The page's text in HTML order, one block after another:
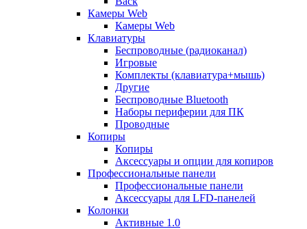
Камеры Web
Камеры Web
Клавиатуры
Беспроводные (радиоканал)
Игровые
Комплекты (клавиатура+мышь)
Другие
Беспроводные Bluetooth
Наборы периферии для ПК
Проводные
Копиры
Копиры
Аксессуары и опции для копиров
Профессиональные панели
Профессиональные панели
Аксессуары для LFD-панелей
Колонки
Активные 1.0